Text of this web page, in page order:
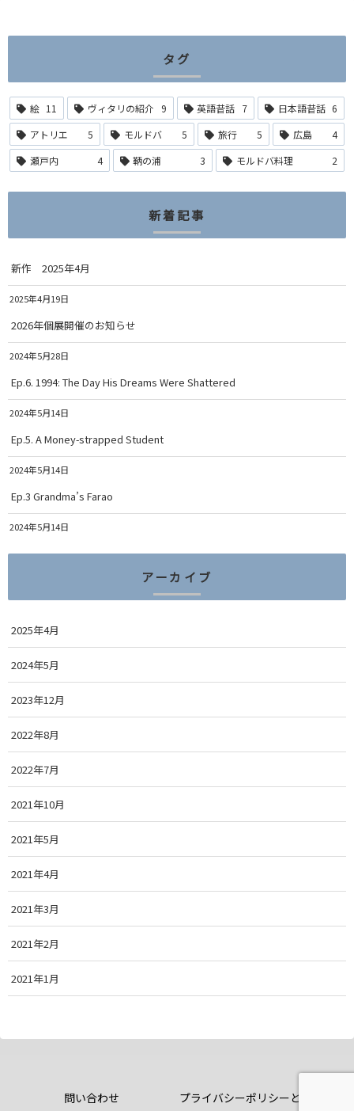
タグ
絵 11 ヴィタリの紹介 9 英語昔話 7 日本語昔話 6
アトリエ
5 モルドバ 5 旅行 5 広島
4
瀬戸内
4 鞆の浦 3 モルドバ料理 2
新着記事
新作 2025年4月
2025年4月19日
2026年個展開催のお知らせ
2024年5月28日
Ep.6. 1994: The Day His Dreams Were Shattered
2024年5月14日
Ep.5. A Money-strapped Student
2024年5月14日
Ep.3 Grandma’s Farao
2024年5月14日
アーカイブ
2025年4月
2024年5月
2023年12月
2022年8月
2022年7月
2021年10月
2021年5月
2021年4月
2021年3月
2021年2月
2021年1月
問い合わせ
プライバシーポリシーと免責条項